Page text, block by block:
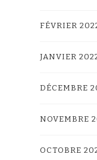
FÉVRIER
JANVIER
DÉCEMBRE
NOVEMBRE
OCTOBRE